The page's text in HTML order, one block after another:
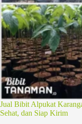
Jual Bibit Alpukat
Sehat, dan Siap Kirim